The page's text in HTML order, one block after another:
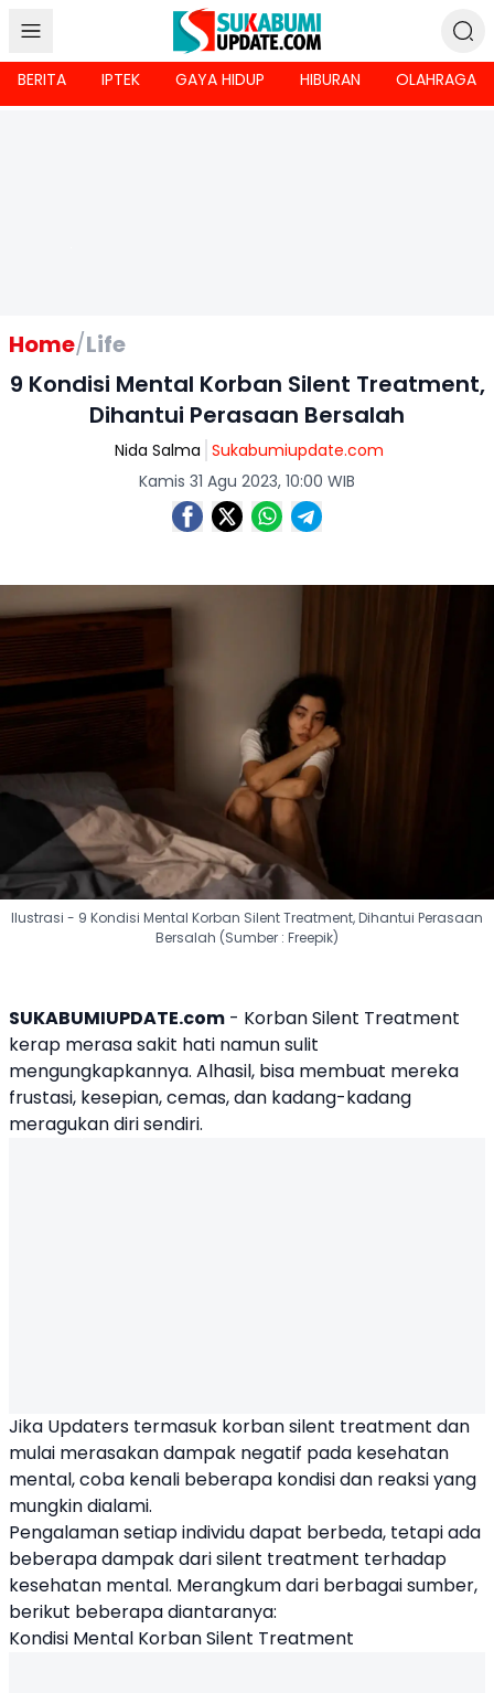
BERITA IPTEK GAYA HIDUP HIBURAN OLAHRAGA
Home/Life
9 Kondisi Mental Korban Silent Treatment,
Dihantui Perasaan Bersalah
Nida Salma Sukabumiupdate.com
Kamis 31 Agu 2023, 10:00 WIB
Ilustrasi - 9 Kondisi Mental Korban Silent Treatment, Dihantui Perasaan
Bersalah (Sumber : Freepik)
SUKABUMIUPDATE.com - Korban Silent Treatment
kerap merasa sakit hati namun sulit
mengungkapkannya. Alhasil, bisa membuat mereka
frustasi, kesepian, cemas, dan kadang-kadang
meragukan diri sendiri.
Jika Updaters termasuk korban silent treatment dan
mulai merasakan dampak negatif pada kesehatan
mental, coba kenali beberapa kondisi dan reaksi yang
mungkin dialami.
Pengalaman setiap individu dapat berbeda, tetapi ada
beberapa dampak dari silent treatment terhadap
kesehatan mental. Merangkum dari berbagai sumber,
berikut beberapa diantaranya:
Kondisi Mental Korban Silent Treatment